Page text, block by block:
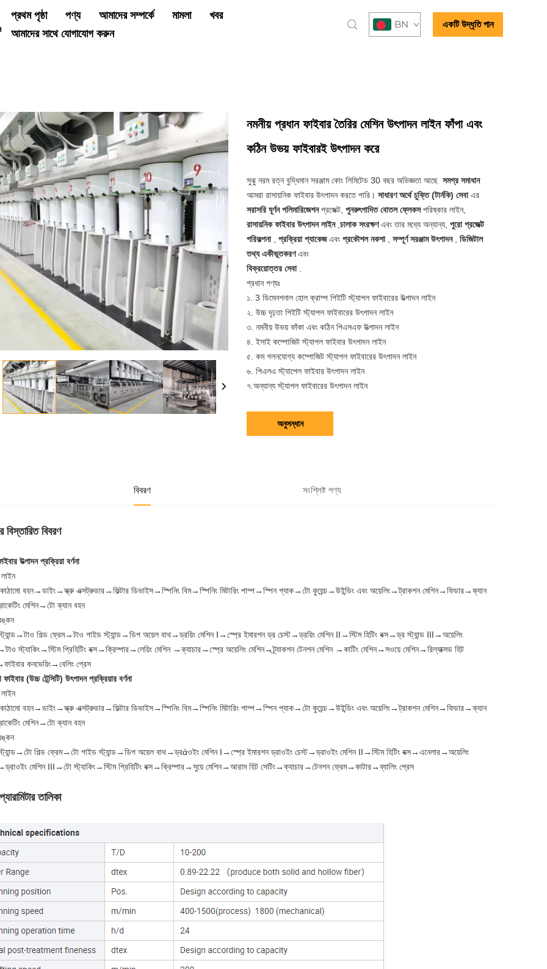
প্রথম পৃষ্ঠা পণ্য আমাদের সম্পর্কে মামলা
খবর
আমাদের সাথে যোগাযোগ করুন
BN একটি উদ্ধৃতি পান
নমনীয় প্রধান ফাইবার তৈরির মেশিন উৎপাদন লাইন ফাঁপা এবং
কঠিন উভয় ফাইবারই উৎপাদন করে
সুঝু নরম রত্ন বুদ্ধিমান সরঞ্জাম কোং লিমিটেড 30 বছর অভিজ্ঞতা আছে সমগ্র সমাধান
আমরা রাসায়নিক ফাইবার উৎপাদন করতে পারি। সাধারণ অর্থে চুক্তি (টার্নকি) সেবাএর
সরাসরি ঘূর্ণন পলিমারিজেশনপ্রজেক্ট, পুনরুৎপাদিত বোতল ফ্লেকসপরিষ্কার লাইন,
রাসায়নিক ফাইবার উৎপাদন লাইন চালাক সংরক্ষণএবং তার মধ্যে অন্যান্য, পুরো প্রজেক্ট
পরিকল্পনা
প্রক্রিয়া প্যাকেজএবং প্রকৌশল নকশা সম্পূর্ণ সরঞ্জাম উৎপাদন
ডিজিটাল
তথ্য একীভূতকরণএবং
বিক্রয়োত্তর সেবা
প্রধান পণ্যঃ
১. 3 ডিমেনশনাল হোল ক্রাম্প পিইটি স্ট্যাপল ফাইবারের উত্পাদন লাইন
২. উচ্চ দৃঢ়তা পিইটি স্ট্যাপল ফাইবারের উৎপাদন লাইন
৩. নমনীয় উভয় ফাঁকা এবং কঠিন পিএসএফ উত্পাদন লাইন
৪. ইসাই কম্পোজিট স্ট্যাপল ফাইবার উৎপাদন লাইন
৫. কম গলনযোগ্য কম্পোজিট স্ট্যাপল ফাইবারের উৎপাদন লাইন
৬. পিএলএ স্ট্যাপেল ফাইবার উৎপাদন লাইন
৭.অন্যান্য স্ট্যাপল ফাইবারের উৎপাদন লাইন
অনুসন্ধান
বিবরণ সংশ্লিষ্ট পণ্য
বিস্তারিত বিবরণ
উত্পাদন প্রক্রিয়া বর্ণনা
লাইন
বহন→ডাইং→স্ক্রু এক্সট্রুডার→ফিল্টার ডিভাইস→স্পিনিং বিম→স্পিনিং মিটারিং পাম্প→স্পিন প্যাক→টো কুয়েন্চ→উইন্ডিং এবং অয়েলিং→ট্রাকশন মেশিন→ফিডার→ক্যান
মেশিন→টো ক্যান বহন
গিল্ড ফ্রেম→টাও গাইড স্ট্যান্ড→ডিপ অয়েল বাথ→ড্রয়িং মেশিন I→স্প্রে ইমারশন ড্র চেস্ট→ড্রয়িং মেশিন II→স্টিম হিটিং বক্স→ড্র স্ট্যান্ড Ⅲ→অয়েলিং
স্ট্যাকিং→স্টিম প্রিহিটিং বক্স→ক্রিম্পার→লেয়িং মেশিন →ক্যাচার→স্প্রে অয়েলিং মেশিন→ট্র্যাকশন টেনশন মেশিন →কাটিং মেশিন→সওয়ে মেশিন→রিল্যাক্সড হিট
কনভেয়িং→বেলিং প্রেস
ফাইবার (উচ্চ টেন্সিটি) উৎপাদন প্রক্রিয়ার বর্ণনা
লাইন
বহন→ডাইং→স্ক্রু এক্সট্রুডার→ফিল্টার ডিভাইস→স্পিনিং বিম→স্পিনিং মিটারিং পাম্প→স্পিন প্যাক→টো কুয়েন্চ→উইন্ডিং এবং অয়েলিং→ট্রাকশন মেশিন→ফিডার→ক্যান
মেশিন→টো ক্যান বহন
গিল্ড ফ্রেম→টো গাইড স্ট্যান্ড→ডিপ অয়েল বাথ→ড্রάওইং মেশিন I→স্প্রে ইমারশন ড্রাওইং চেস্ট→ড্রাওইং মেশিন II→স্টিম হিটিং বক্স→এনেলার→অয়েলিং
মেশিন III→টো স্ট্যাকিং→স্টিম প্রিহিটিং বক্স→ক্রিম্পার→সুয়ে মেশিন→আরাম হিট সেটিং→ক্যাচার→টেনশন ফ্রেম→কাটার→ব্যালিং প্রেস
তালিকা